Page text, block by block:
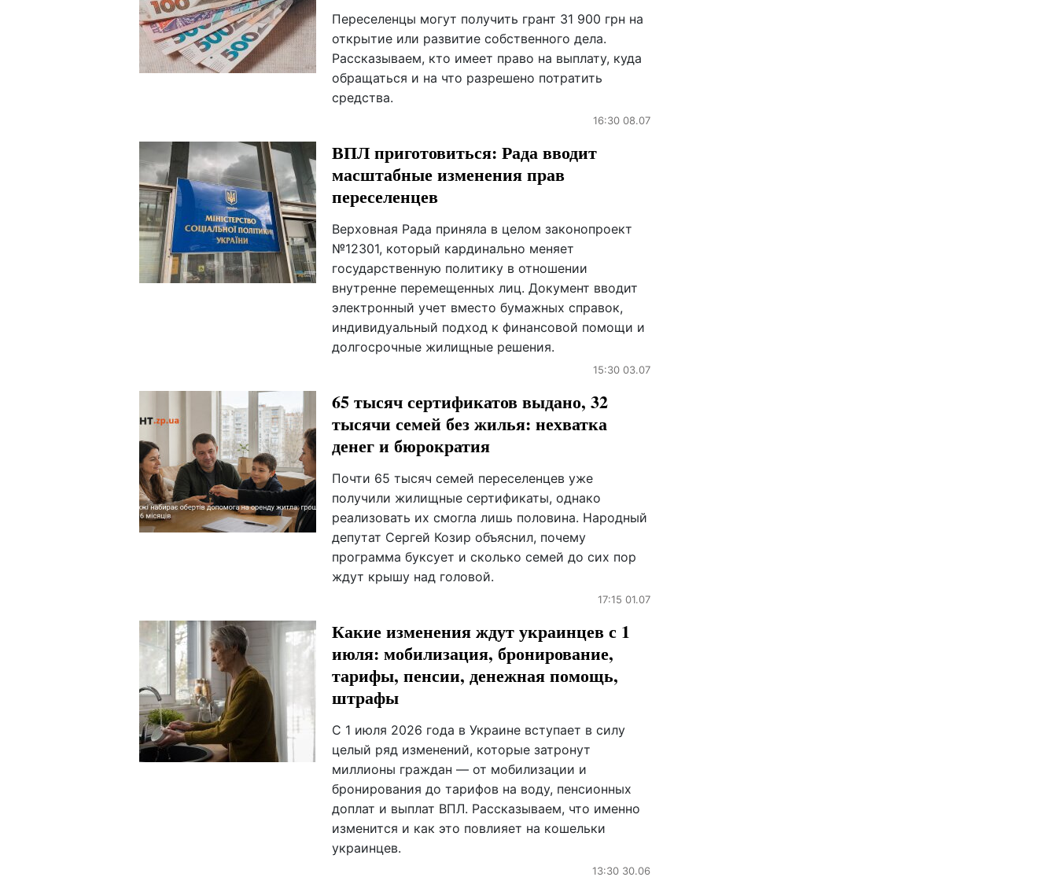
Переселенцы могут получить грант 31 900 грн на
открытие или развитие собственного дела.
Рассказываем, кто имеет право на выплату, куда
обращаться и на что разрешено потратить
средства.
16:30 08.07
ВПЛ приготовиться: Рада вводит
масштабные изменения прав
переселенцев
Верховная Рада приняла в целом законопроект
№12301, который кардинально меняет
государственную политику в отношении
внутренне перемещенных лиц. Документ вводит
электронный учет вместо бумажных справок,
индивидуальный подход к финансовой помощи и
долгосрочные жилищные решения.
15:30 03.07
65 тысяч сертификатов выдано, 32
тысячи семей без жилья: нехватка
денег и бюрократия
Почти 65 тысяч семей переселенцев уже
получили жилищные сертификаты, однако
реализовать их смогла лишь половина. Народный
депутат Сергей Козир объяснил, почему
программа буксует и сколько семей до сих пор
ждут крышу над головой.
17:15 01.07
Какие изменения ждут украинцев с 1
июля: мобилизация, бронирование,
тарифы, пенсии, денежная помощь,
штрафы
С 1 июля 2026 года в Украине вступает в силу
целый ряд изменений, которые затронут
миллионы граждан — от мобилизации и
бронирования до тарифов на воду, пенсионных
доплат и выплат ВПЛ. Рассказываем, что именно
изменится и как это повлияет на кошельки
украинцев.
13:30 30.06